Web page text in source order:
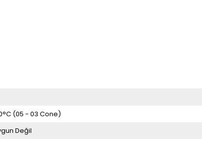
(05 - 03 Cone)
Değil